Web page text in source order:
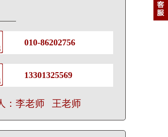
010-86202756
13301325569
：李老师 王老师